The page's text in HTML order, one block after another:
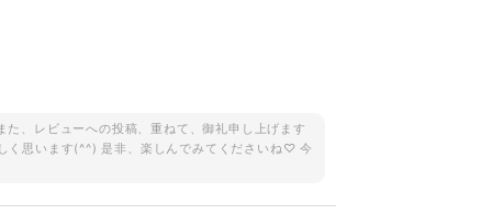
、レビューへの投稿、重ねて、御礼申し上げます
思います(^^) 是非、楽しんでみてくださいね♡ 今